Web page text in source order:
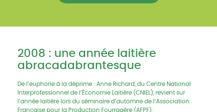
2008 : une année laitière
abracadabrantesque
De l’euphorie à la déprime : Anne Richard, du Centre National
Interprofessionnel de l’Économie Laitière (CNIEL), revient sur
l’année laitière lors du séminaire d’automne de l’Association
Française pour la Production Fourragère (AFPF).